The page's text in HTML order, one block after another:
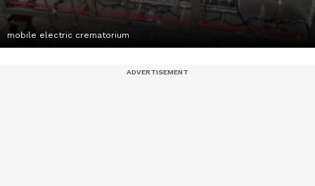
mobile electric crematorium